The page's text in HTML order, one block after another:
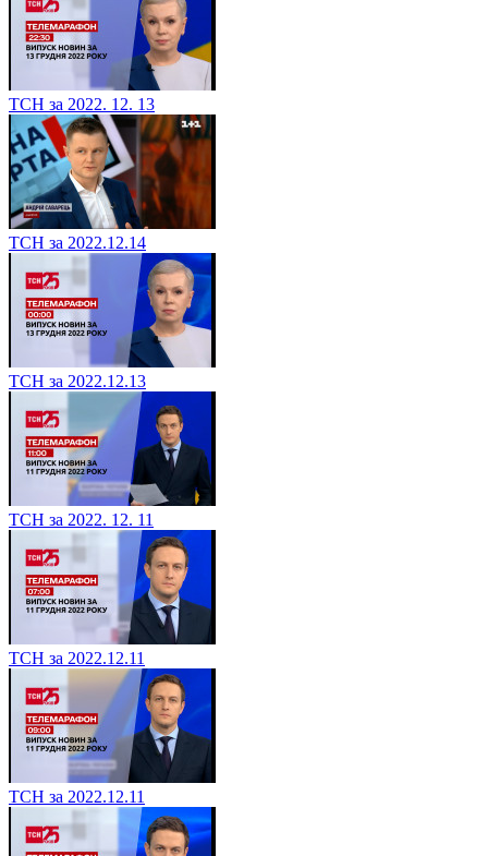
ТСН за 2022. 12. 13
ТСН за 2022.12.14
ТСН за 2022.12.13
ТСН за 2022. 12. 11
ТСН за 2022.12.11
ТСН за 2022.12.11